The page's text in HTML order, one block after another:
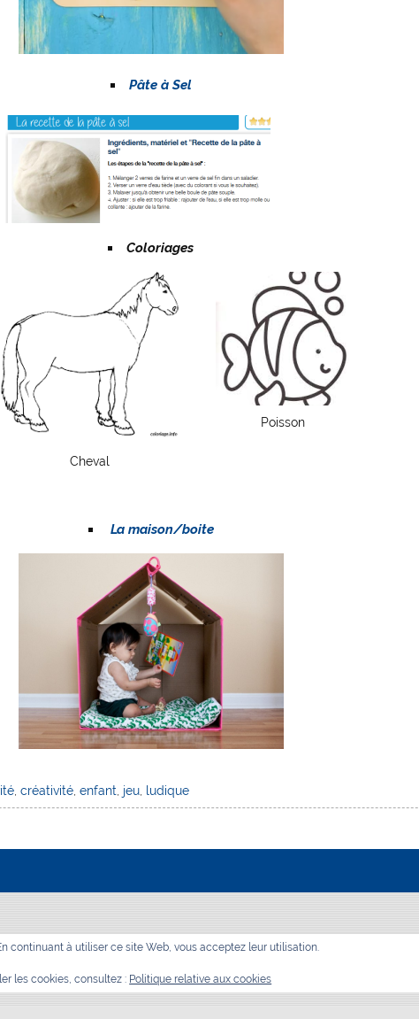
Pâte à Sel
Coloriages
Cheval
Poisson
La maison/boite
, créativité, enfant jeu, ludique
continuant à utiliser ce site Web, vous acceptez leur utilisation.
les cookies, consultez : Politique relative aux cookies